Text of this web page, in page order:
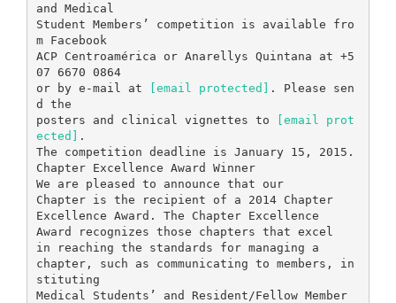
and Medical
Student Members’ competition is available fro
m Facebook
ACP Centroamérica or Anarellys Quintana at +5
07 6670 0864
or by e-mail at
[email protected] . Please sen
d the
posters and clinical vignettes to
[email prot
ected] .
The competition deadline is January 15, 2015.
Chapter Excellence Award Winner
We are pleased to announce that our
Chapter is the recipient of a 2014 Chapter
Excellence Award. The Chapter Excellence
Award recognizes those chapters that excel
in reaching the standards for managing a
chapter, such as communicating to members, in
stituting
Medical Students’ and Resident/Fellow Member